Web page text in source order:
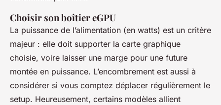
Choisir son boîtier eGPU
La puissance de l’alimentation (en watts) est un critère
majeur : elle doit supporter la carte graphique
choisie, voire laisser une marge pour une future
montée en puissance. L’encombrement est aussi à
considérer si vous comptez déplacer régulièrement le
setup. Heureusement, certains modèles allient